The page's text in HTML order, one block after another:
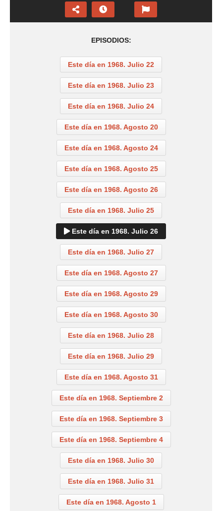
EPISODIOS:
Este día en 1968. Julio 22
Este día en 1968. Julio 23
Este día en 1968. Julio 24
Este día en 1968. Agosto 20
Este día en 1968. Agosto 24
Este día en 1968. Agosto 25
Este día en 1968. Agosto 26
Este día en 1968. Julio 25
Este día en 1968. Julio 26
Este día en 1968. Julio 27
Este día en 1968. Agosto 27
Este día en 1968. Agosto 29
Este día en 1968. Agosto 30
Este día en 1968. Julio 28
Este día en 1968. Julio 29
Este día en 1968. Agosto 31
Este día en 1968. Septiembre 2
Este día en 1968. Septiembre 3
Este día en 1968. Septiembre 4
Este día en 1968. Julio 30
Este día en 1968. Julio 31
Este día en 1968. Agosto 1